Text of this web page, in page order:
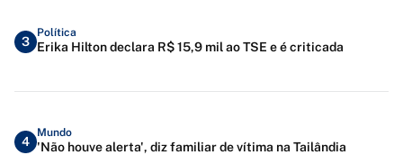
3
Política
Erika Hilton declara R$ 15,9 mil ao TSE e é criticada
4
Mundo
'Não houve alerta', diz familiar de vítima na Tailândia